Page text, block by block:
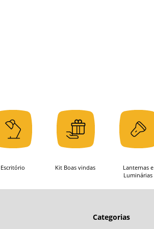
Escritório Kit Boas vindas
Lanternas e
Luminárias
Categorias